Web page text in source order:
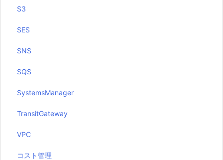
S3
SES
SNS
SQS
SystemsManager
TransitGateway
VPC
コスト管理